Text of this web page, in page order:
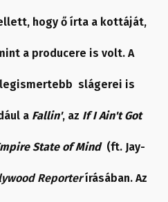
hogy ő írta a kottáját,
a producere is volt. A
slágerei is
a Fallin', az If I Ain't Got
State of Mind(ft. Jay-
Reporterírásában. Az